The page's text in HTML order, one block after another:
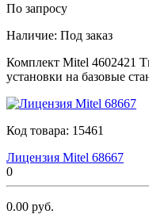
По запросу
Наличие: Под заказ
Комплект Мitеl 4602421
установки на базовые
Код товара: 15461
Лицензия Мitеl 68667
0
0.00 руб.